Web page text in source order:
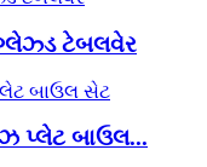
ગ્લેઝ્ડ ટેબલવેર
પ્લેટ બાઉલ...